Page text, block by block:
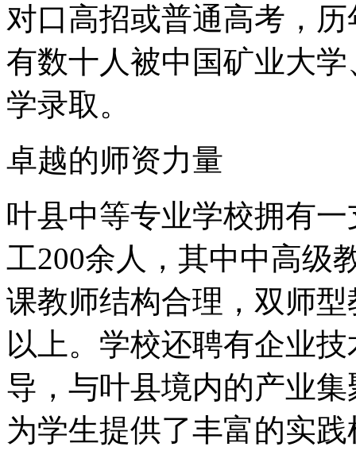
对口高招或普通高考，
有数十人被中国矿业大
学录取。
卓越的师资力量
叶县中等专业学校拥有
工200余人，其中中高级
课教师结构合理，双师
以上。学校还聘有企业
导，与叶县境内的产业
为学生提供了丰富的实